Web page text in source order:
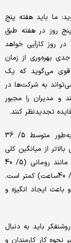
ما باید هفته‌ پنج
روز در هفته طبق
روز کارآیی خواهد
بهره‌وری از زمان
قوی می‌گوید که یک
با 32 ساعت مفید می‌تواند به شرکت‌ها در
و مدیران را مجبور
تجدیدنظر کنند.
طبق اطلاعات یورواستات، کارمندان در انگلیس به‌طور متوسط 5/ 36
از میانگین کلی
2/ 36ساعت کاری اروپا است. اما از سایر کشورها مانند رومانی (5/ 40
ساعت)، صربستان (3/ 42 ساعت) و بلغارستان (4/ 40ساعت) کمتر است.
باعث ایجاد انگیزه و
باید به دنبال
کار کارمندان و